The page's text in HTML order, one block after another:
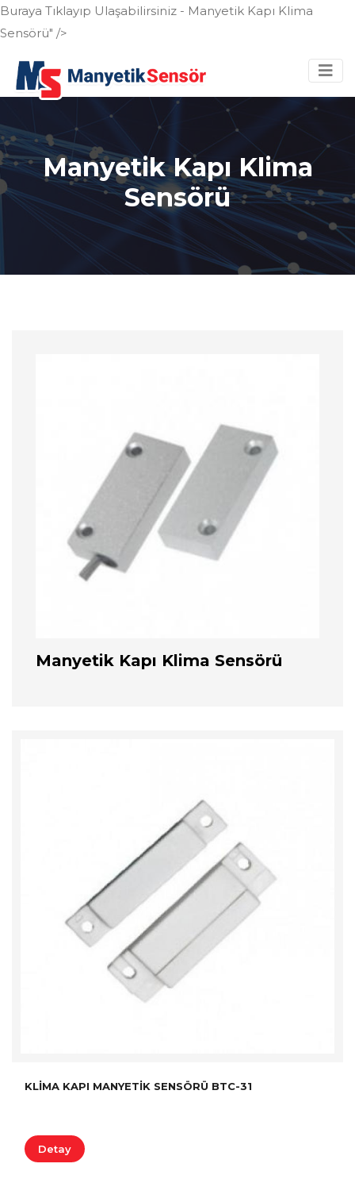
Buraya Tıklayıp Ulaşabilirsiniz - Manyetik Kapı Klima
Sensörü" />
Manyetik Kapı Klima
Sensörü
Manyetik Kapı Klima Sensörü
KLIMA KAPI MANYETIK SENSÖRÜ BTC-31
Detay